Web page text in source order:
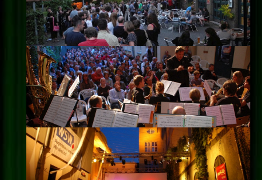
Wetter
Kinogutschein
Konzept
Archiv
Kontakt
Impressum
Datenschutz